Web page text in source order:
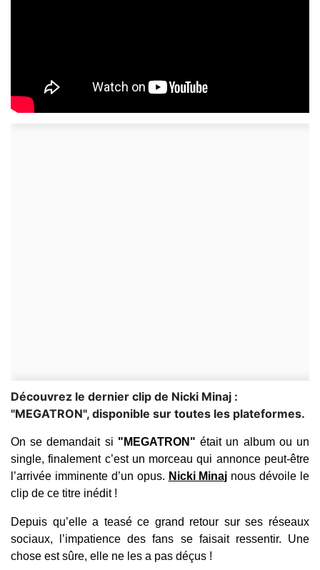
Découvrez le dernier clip de Nicki Minaj :
"MEGATRON", disponible sur toutes les plateformes.
On se demandait si "MEGATRON" était un album ou un
single, finalement c’est un morceau qui annonce peut-être
l’arrivée imminente d’un opus. Nicki Minaj nous dévoile le
clip de ce titre inédit !
Depuis qu’elle a teasé ce grand retour sur ses réseaux
sociaux, l’impatience des fans se faisait ressentir. Une
chose est sûre, elle ne les a pas déçus !